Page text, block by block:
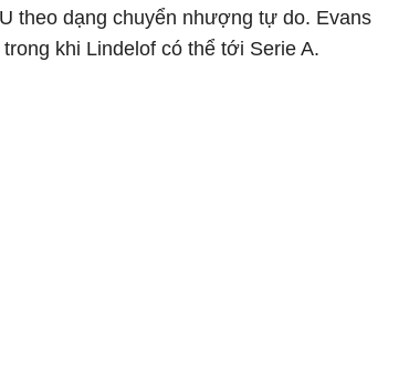
theo dạng chuyển nhượng tự do. Evans
khi Lindelof có thể tới Serie A.